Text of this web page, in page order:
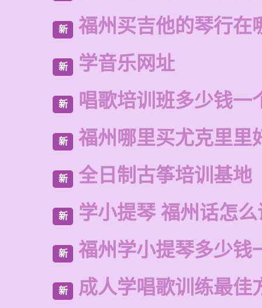
新 福州买吉他的琴行在
新 学音乐网址
新 唱歌培训班多少钱一
新 福州哪里买尤克里里
新 全日制古筝培训基地
新 学小提琴 福州话怎
新 福州学小提琴多少钱
新 成人学唱歌训练最佳